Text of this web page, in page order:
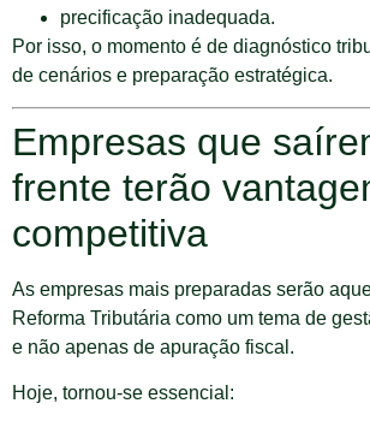
precificação inadequada.
Por isso, o momento é de diagnóstico
de cenários e preparação estratégica.
Empresas que
frente terão
competitiva
As empresas mais preparadas serão
Reforma Tributária como um tema de
e não apenas de apuração fiscal.
Hoje, tornou-se essencial: